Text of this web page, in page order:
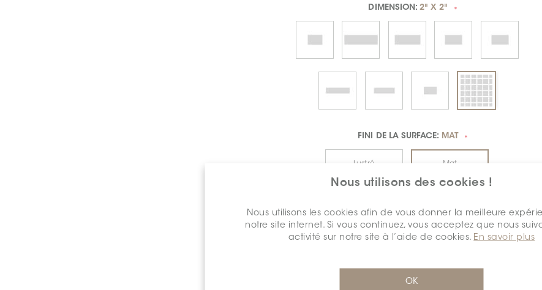
Nous utilisons des cookies !
Nous utilisons les cookies afin de vous donner la meilleure
notre site internet. Si vous continuez, vous acceptez que nous
activité sur notre site à l’aide de cookies. En savoir plus
OK
DIMENSION:2" X 2" *
FINI DE LA SURFACE: MAT *
Lustré Mat
$8.36/pi.ca.
Prix de détail RSS-1541-Essential